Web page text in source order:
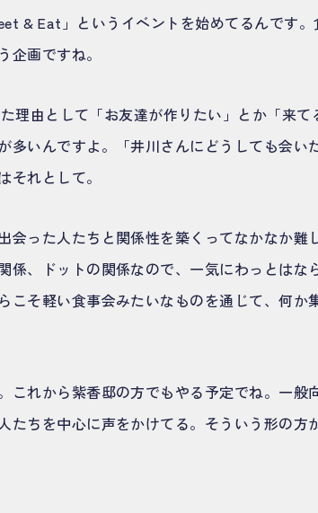
& Eat」というイベントを始めてるんです。
企画ですね。
理由として「お友達が作りたい」とか「来て
多いんですよ。「井川さんにどうしても会い
れとして。
会った人たちと関係性を築くってなかなか難
係、ドットの関係なので、一気にわっとはな
こそ軽い食事会みたいなものを通じて、何か
これから紫香邸の方でもやる予定でね。一般
たちを中心に声をかけてる。そういう形の方